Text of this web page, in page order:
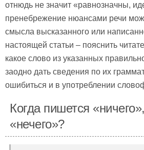
отнюдь не значит «равнозначны,
пренебрежение нюансами речи
смысла высказанного или
настоящей статьи – пояснить
какое слово из указанных
заодно дать сведения по их
ошибиться и в употреблении
Когда пишется
«нечего»?